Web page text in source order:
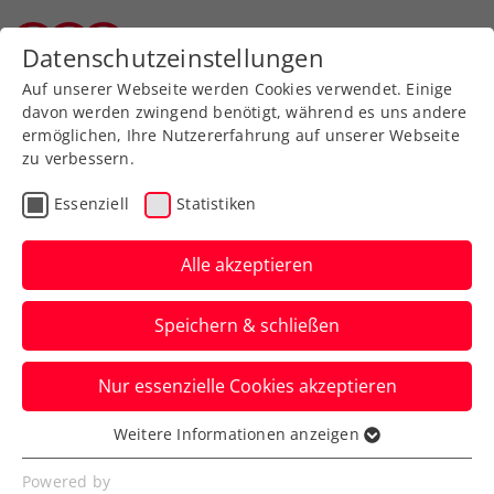
Zurück zur Newsübersicht
Ausbildung
Relaunch des ÖTV-Kids-
Club-Gütesiegels:
Infoveranstaltung und
Fortbildung
Die Teilnahme an beidem ist
Datenschutzeinstellungen
Auf unserer Webseite werden Cookies verwendet. Einige
davon werden zwingend benötigt, während es uns andere
ermöglichen, Ihre Nutzererfahrung auf unserer Webseite
zu verbessern.
Essenziell Statistiken
Alle akzeptieren
Speichern & schließen
Nur essenzielle Cookies akzeptieren
Essenziell
Essenzielle Cookies werden für grundlegende
Weitere Informationen anzeigen
Powered by